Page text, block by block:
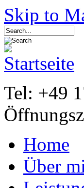
Skip to
Tel: +49
Home
Über